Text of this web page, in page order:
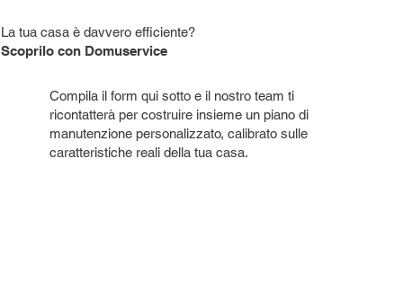
La tua casa è davvero efficiente?
Scoprilo con Domuservice
Compila il form qui sotto e il nostro team ti
ricontatterà per costruire insieme un piano di
manutenzione personalizzato, calibrato sulle
caratteristiche reali della tua casa.